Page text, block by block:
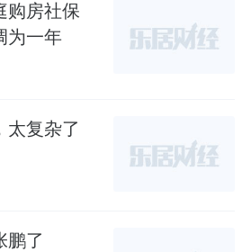
购房社保
为一年
太复杂了
鹏了